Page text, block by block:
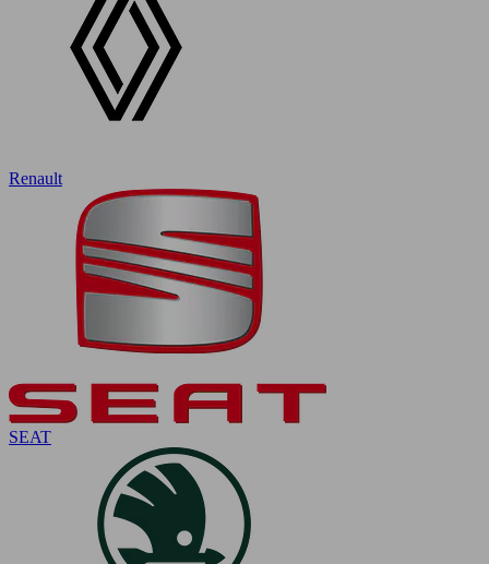
Renault
SEAT